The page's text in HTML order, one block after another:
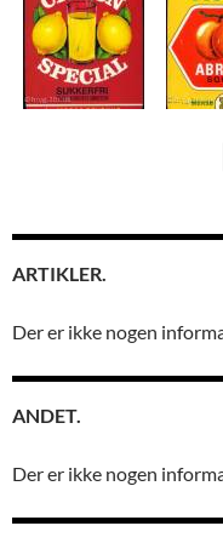
ARTIKLER.
Der er ikke nogen
ANDET.
Der er ikke nogen